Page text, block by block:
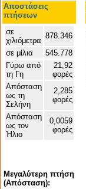
Αποστάσεις
πτήσεων
σε
χιλιόμετρα
878.346
σε μίλια
545.778
Γύρω από
τη Γη
21,92
φορές
Απόσταση
ως τη
Σελήνη
2,285
φορές
Απόσταση
ως τον
Ήλιο
0,0059
φορές
Μεγαλύτερη πτήση
(Απόσταση):